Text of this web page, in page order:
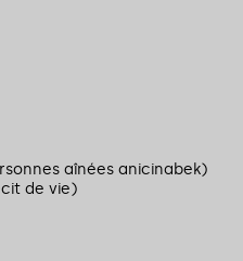
aînées anicinabek)
de vie)